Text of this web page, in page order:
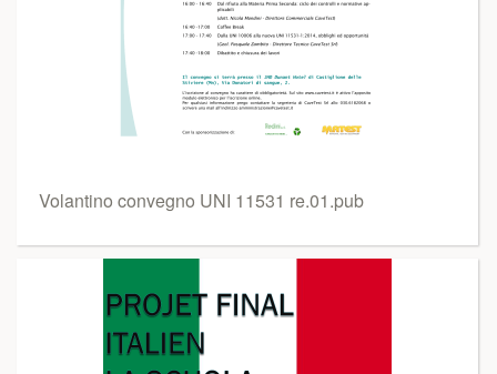
Volantino convegno UNI 11531 re.01.pub